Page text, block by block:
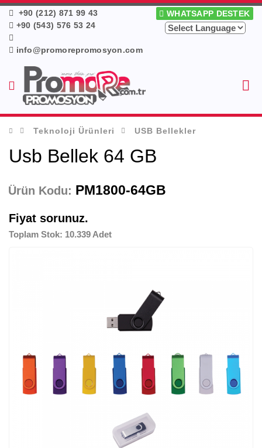
+90 (212) 871 99 43
+90 (543) 576 53 24
info@promorepromosyon.com
WHATSAPP DESTEK
Teknoloji Ürünleri USB Bellekler
Usb Bellek 64 GB
Ürün Kodu: PM1800-64GB
Fiyat sorunuz.
Toplam Stok: 10.339 Adet